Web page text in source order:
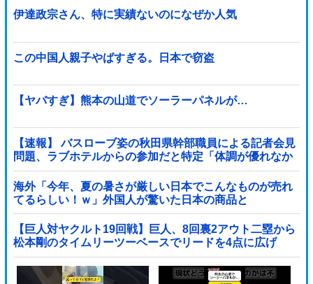
伊達政宗さん、特に実績ないのになぜか人気
この中国人親子やばすぎる。日本で窃盗
【ヤバすぎ】熊本の山道でソーラーパネルが…
【速報】 バスローブ姿の秋田県幹部職員による記者会見
問題、ラブホテルからの参加だと特定「体調が優れなか
ったため...」とは何だったのか
海外「今年、夏の暑さが厳しい日本でこんなものが売れ
てるらしい！ｗ」外国人が驚いた日本の商品と
は・・・？【海外の反応】
【巨人対ヤクルト19回戦】巨人、8回裏2アウト二塁から
松本剛のタイムリーツーベースでリードを4点に広げ
る！！！！！！！！他